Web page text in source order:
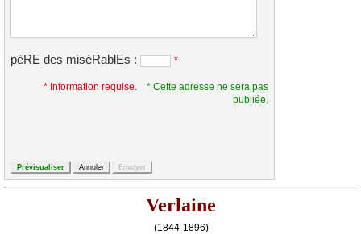
pèRE des miséRablEs : *
* Information requise.
* Cette adresse ne sera pas
publiée.
Verlaine
(1844-1896)